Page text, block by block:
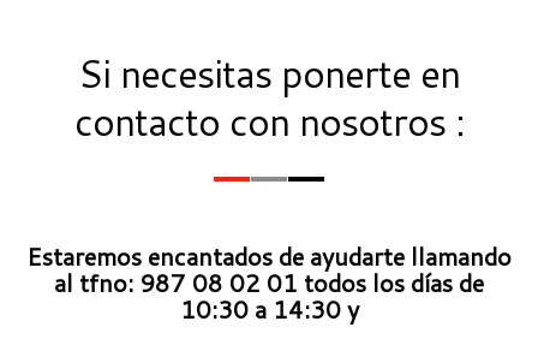
Si necesitas ponerte en
contacto con nosotros :
Estaremos encantados de ayudarte llamando
al tfno: 987 08 02 01 todos los días de
10:30 a 14:30 y